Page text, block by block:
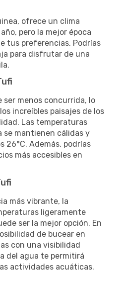
ofrece un clima
pero la mejor época
tus preferencias. Podrías
para disfrutar de una
ser menos concurrida, lo
increíbles paisajes de los
Las temperaturas
se mantienen cálidas y
26°C. Además, podrías
más accesibles en
más vibrante, la
ligeramente
ser la mejor opción. En
de bucear en
con una visibilidad
del agua te permitirá
actividades acuáticas.